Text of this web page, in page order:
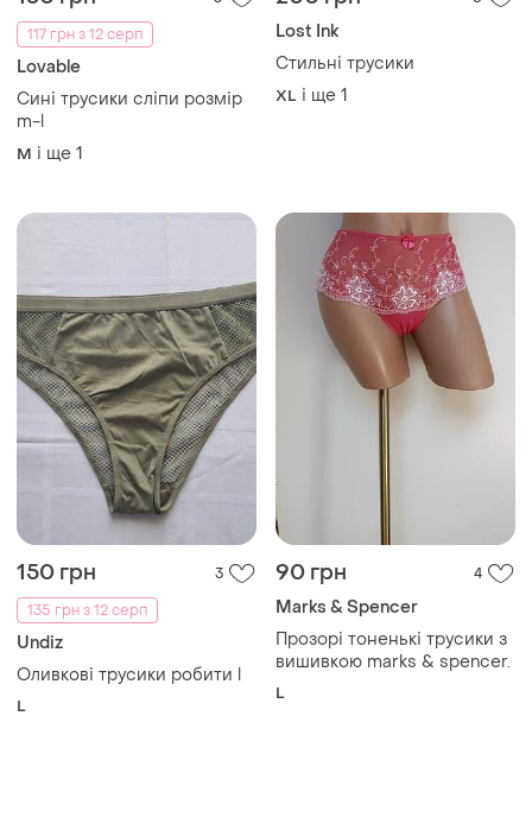
117 грн з 12 серп
Lovable
Сині трусики сліпи розмір
m-l
M і ще 1
Lost Ink
Стильні трусики
XL і ще 1
150 грн
3
135 грн з 12 серп
Undiz
Оливкові трусики робити l
L
90 грн 4
Marks & Spencer
Прозорі тоненькі трусики з
вишивкою marks & spencer.
L